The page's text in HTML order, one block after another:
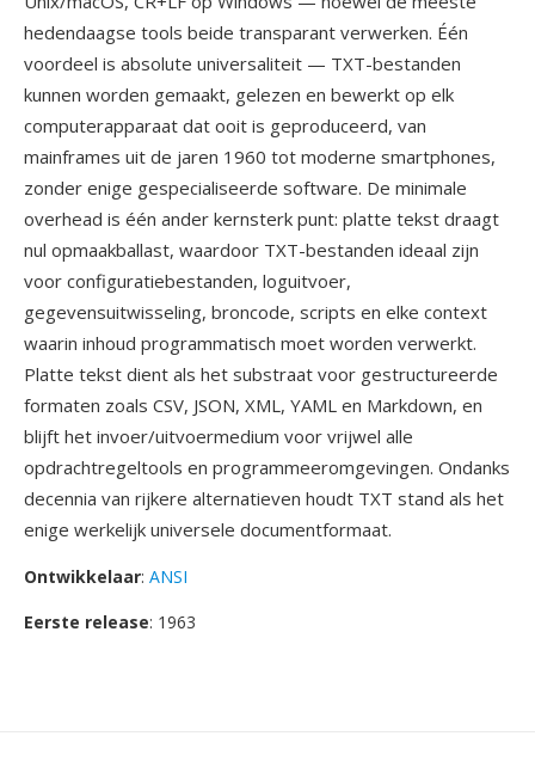
hedendaagse tools beide transparant verwerken. Één
voordeel is absolute universaliteit — TXT-bestanden
kunnen worden gemaakt, gelezen en bewerkt op elk
computerapparaat dat ooit is geproduceerd, van
mainframes uit de jaren 1960 tot moderne smartphones,
zonder enige gespecialiseerde software. De minimale
overhead is één ander kernsterk punt: platte tekst draagt
nul opmaakballast, waardoor TXT-bestanden ideaal zijn
voor configuratiebestanden, loguitvoer,
gegevensuitwisseling, broncode, scripts en elke context
waarin inhoud programmatisch moet worden verwerkt.
Platte tekst dient als het substraat voor gestructureerde
formaten zoals CSV, JSON, XML, YAML en Markdown, en
blijft het invoer/uitvoermedium voor vrijwel alle
opdrachtregeltools en programmeeromgevingen. Ondanks
decennia van rijkere alternatieven houdt TXT stand als het
enige werkelijk universele documentformaat.
Ontwikkelaar: ANSI
Eerste release: 1963